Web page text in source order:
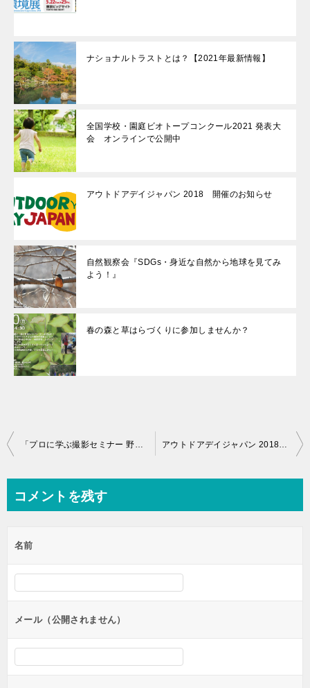
ナショナルトラストとは？【2021年最新情報】
全国学校・園庭ビオトープコンクール2021 発表大
会 オンラインで公開中
アウトドアデイジャパン 2018 開催のお知らせ
自然観察会『SDGs・身近な自然から地球を見てみ
よう！』
春の森と草はらづくりに参加しませんか？
投
ビ
ー
シ
ン
「プロに学ぶ撮影セミナー 野生生物撮影の極意」開催と写真募集のお知らせ アウトドアデイジャパン 2018 開催のお知らせ
コメントを残す
名前
メール（公開されません）